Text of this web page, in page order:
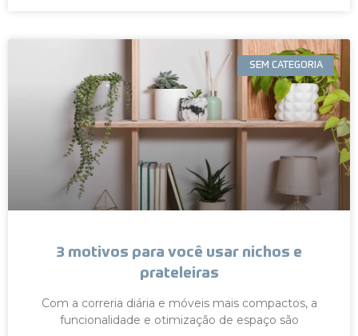
SEM CATEGORIA
3 motivos para você usar nichos e
prateleiras
Com a correria diária e móveis mais compactos, a
funcionalidade e otimização de espaço são